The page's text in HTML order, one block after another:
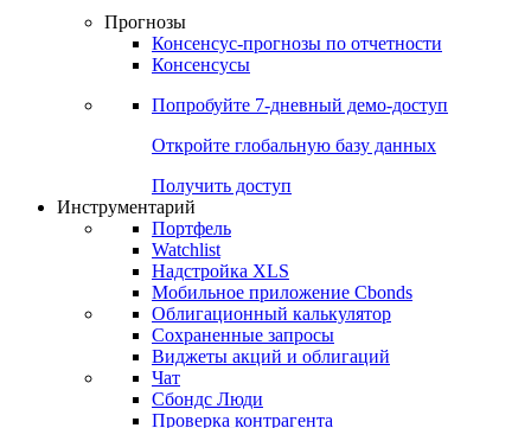
Виджет:
Портфели индексов Cbonds
Прогнозы
Консенсусы
Попробуйте7-дневный
Откройте глобальную базу данных
Получить доступ
Инструментарий
Портфель
Watchlist
Надстройка XLS
Мобильное приложение Cbonds
Облигационный калькулятор
Сохраненные запросы